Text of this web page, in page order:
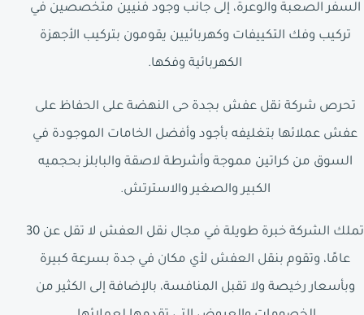
السفر الصعبة والوعرة، إلى جانب وجود فنيين متخصصين في
تركيب وفك التكييفات وكهربائيين يقومون بتركيب الأجهزة
الكهربائية وفكها.
تحرص شركة نقل عفش بجدة حى النهضة على الحفاظ على
عفش عملائها بتغليفه بأجود وأفضل الخامات الموجودة في
السوق من كراتين مموجة وأشرطة لاصقة والبابلز بحجميه
الكبير والصغير والاسترتش.
تملك الشركة خبرة طويلة في مجال نقل العفش لا تقل عن 30
عامًا، وتقوم بنقل العفش لأي مكان في جدة بسرعة كبيرة
وبأسعار رخيصة ولا تقبل المنافسة، بالإضافة إلى الكثير من